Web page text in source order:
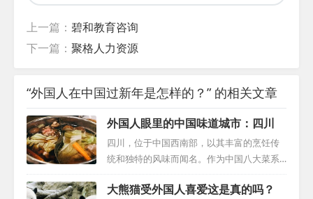
上一篇： 碧和教育咨询
下一篇： 聚格人力资源
“外国人在中国过新年是怎样的？” 的相关文章
外国人眼里的中国味道城市：四川
四川，位于中国西南部，以其丰富的烹饪传
统和独特的风味而闻名。作为中国八大菜系
之一，川菜以其独特的麻辣味道和精细的烹
饪技巧吸引了无数人的味蕾，而四川也被誉
大熊猫受外国人喜爱这是真的吗？